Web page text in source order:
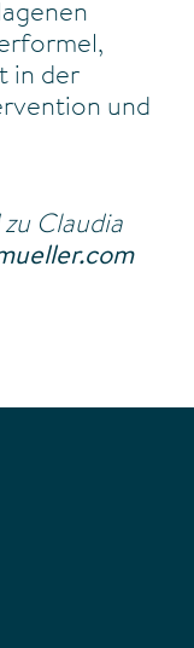
in der
und
Claudia